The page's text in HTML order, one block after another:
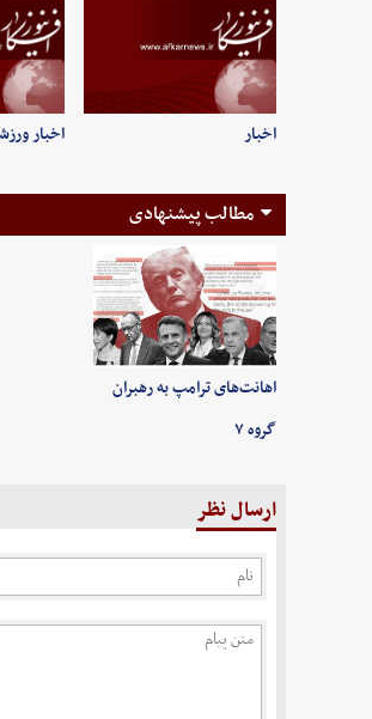
اخبار اخبار
مطالب پیشنهادی
اهانت‌های ترامپ به رهبران
گروه ۷
ارسال نظر